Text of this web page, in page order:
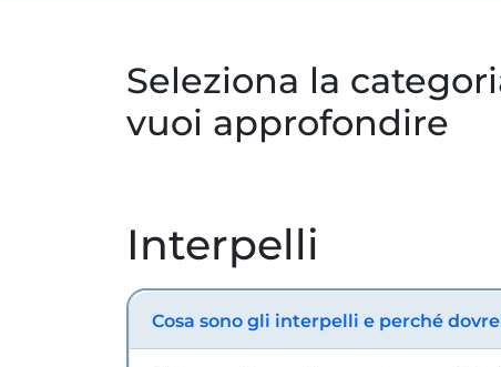
Seleziona la
vuoi approfondire
Interpelli
Cosa sono gli interpelli e perché